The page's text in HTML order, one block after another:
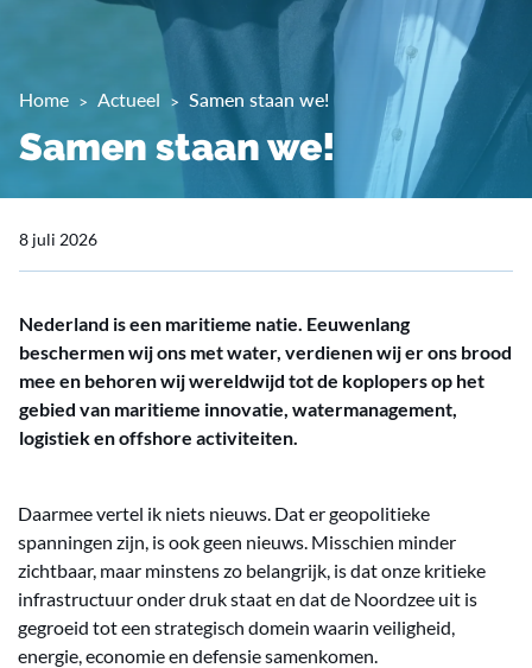
Home Actueel Samen staan we!
Samen staan we!
8 juli 2026
Nederland is een maritieme natie. Eeuwenlang
beschermen wij ons met water, verdienen wij er ons brood
mee en behoren wij wereldwijd tot de koplopers op het
gebied van maritieme innovatie, watermanagement,
logistiek en offshore activiteiten.
Daarmee vertel ik niets nieuws. Dat er geopolitieke
spanningen zijn, is ook geen nieuws. Misschien minder
zichtbaar, maar minstens zo belangrijk, is dat onze kritieke
infrastructuur onder druk staat en dat de Noordzee uit is
gegroeid tot een strategisch domein waarin veiligheid,
energie, economie en defensie samenkomen.